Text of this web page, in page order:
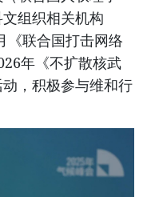
组织相关机构
《联合国打击网络
年《不扩散核武
，积极参与维和行